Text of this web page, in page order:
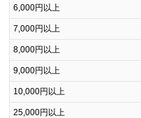
6,000円以上
7,000円以上
8,000円以上
9,000円以上
10,000円以上
25,000円以上